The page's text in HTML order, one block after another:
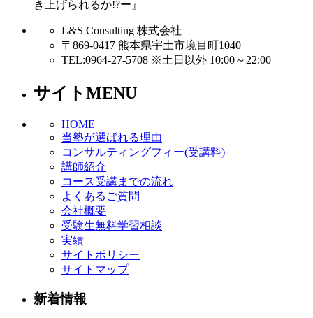
き上げられるか!?ー』
L&S Consulting 株式会社
〒869-0417 熊本県宇土市境目町1040
TEL:0964-27-5708 ※土日以外 10:00～22:00
サイトMENU
HOME
当塾が選ばれる理由
コンサルティングフィー(受講料)
講師紹介
コース受講までの流れ
よくあるご質問
会社概要
受験生無料学習相談
実績
サイトポリシー
サイトマップ
新着情報